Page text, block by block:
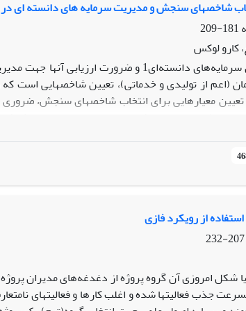
181-209
کارو لوکس
با توجه به اهمیت روزافزون سرمایه‌‌‌های
از تولیدی و خدماتی)، تعیین شاخصهایی است که
معیارهایی برای انتخاب شاخصهای سنجش،
اول جهت توسعه مدل ضرایب اهمیت معیار‌ها، از
می‌‌شود.
از رویکرد فازی
207-232
شکل امروزی آن گروه پروژه از دغدغه‌های مدیران
جذب فعالیتها شده و اغلب کارها و فعالیتهای